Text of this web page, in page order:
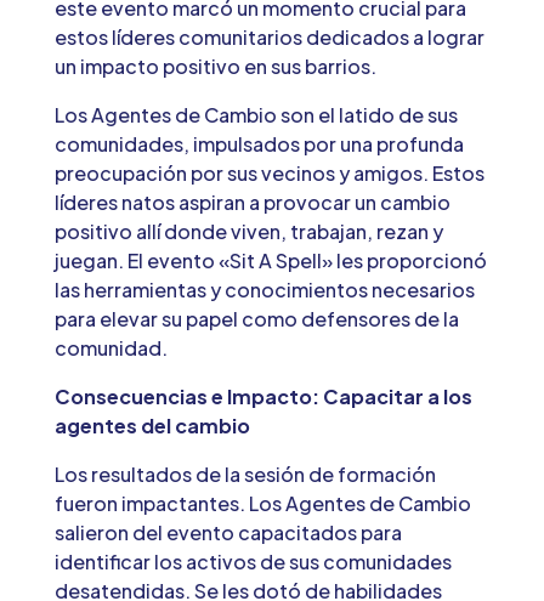
este evento marcó un momento crucial para
estos líderes comunitarios dedicados a lograr
un impacto positivo en sus barrios.
Los Agentes de Cambio son el latido de sus
comunidades, impulsados por una profunda
preocupación por sus vecinos y amigos. Estos
líderes natos aspiran a provocar un cambio
positivo allí donde viven, trabajan, rezan y
juegan. El evento «Sit A Spell» les proporcionó
las herramientas y conocimientos necesarios
para elevar su papel como defensores de la
comunidad.
Consecuencias e Impacto: Capacitar a los
agentes del cambio
Los resultados de la sesión de formación
fueron impactantes. Los Agentes de Cambio
salieron del evento capacitados para
identificar los activos de sus comunidades
desatendidas. Se les dotó de habilidades